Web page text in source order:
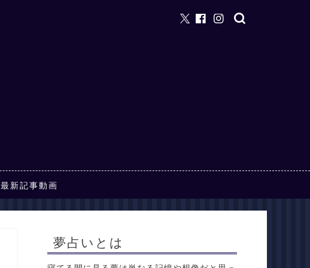
最新記事動画
夢占いとは